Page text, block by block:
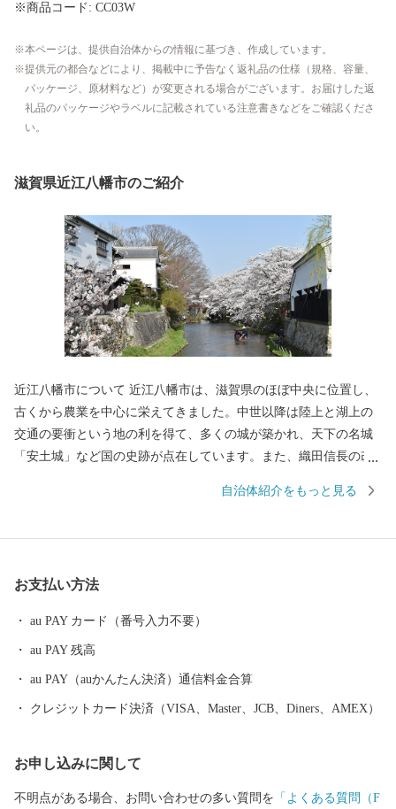
※商品コード: CC03W
本ページは、提供自治体からの情報に基づき、作成しています。
提供元の都合などにより、掲載中に予告なく返礼品の仕様（規格、容量、
パッケージ、原材料など）が変更される場合がございます。お届けした返
礼品のパッケージやラベルに記載されている注意書きなどをご確認くださ
い。
滋賀県近江八幡市のご紹介
近江八幡市について 近江八幡市は、滋賀県のほぼ中央に位置し、
古くから農業を中心に栄えてきました。中世以降は陸上と湖上の
交通の要衝という地の利を得て、多くの城が築かれ、天下の名城
「安土城」など国の史跡が点在しています。また、織田信長の改
想に引き継がれ、さらに近江商人の基礎を築きました。このよう
自治体紹介をもっと見る
お支払い方法
au PAY カード（番号入力不要）
au PAY 残高
au PAY（auかんたん決済）通信料金合算
クレジットカード決済（VISA、Master、JCB、Diners、AMEX）
お申し込みに関して
不明点がある場合、お問い合わせの多い質問を 「よくある質問（F